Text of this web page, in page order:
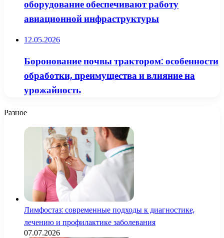
оборудование обеспечивают работу
авиационной инфраструктуры
12.05.2026
Боронование почвы трактором: особенности
обработки, преимущества и влияние на
урожайность
Разное
Лимфостаз: современные подходы к диагностике,
лечению и профилактике заболевания
07.07.2026